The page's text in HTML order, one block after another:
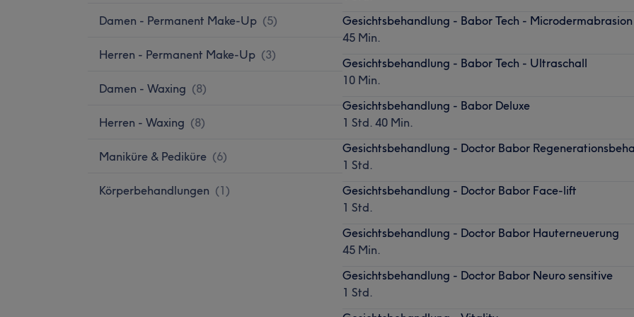
Damen - Permanent Make-Up (5)
Herren - Permanent Make-Up (3)
Damen - Waxing (8)
Herren - Waxing (8)
Maniküre & Pediküre (6)
Körperbehandlungen (1)
Gesichtsbehandlung - Babor Tech - Microdermabrasion
45 Min.
Gesichtsbehandlung - Babor Tech - Ultraschall
10 Min.
Gesichtsbehandlung - Babor Deluxe
1 Std. 40 Min.
Gesichtsbehandlung - Doctor Babor
1 Std.
Gesichtsbehandlung - Doctor Babor Face-lift
1 Std.
Gesichtsbehandlung - Doctor Babor Hauterneuerung
45 Min.
Gesichtsbehandlung - Doctor Babor Neuro sensitive
1 Std.